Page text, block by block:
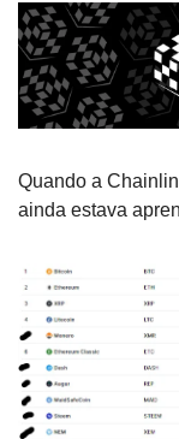
Quando a
ainda estava